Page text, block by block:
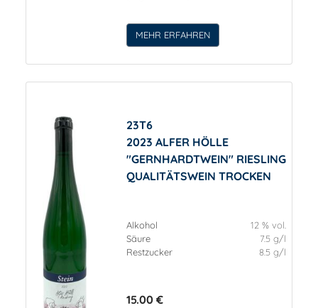
MEHR ERFAHREN
23T6
2023 ALFER HÖLLE
"GERNHARDTWEIN" RIESLING
QUALITÄTSWEIN TROCKEN
Alkohol
12 % vol.
Säure
7.5 g/l
Restzucker
8.5 g/l
15.00 €